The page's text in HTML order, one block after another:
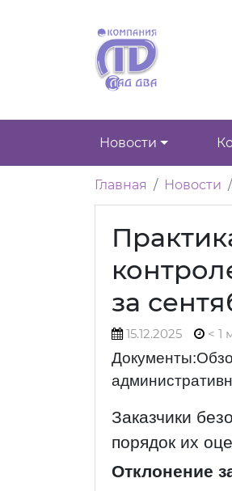
Новости
Главная Новости
за
15.12.2025 < 1
Заказчики
порядок их
Отклонение